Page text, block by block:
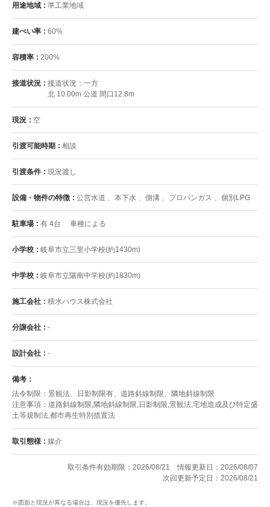
用途地域 準工業地域
建ぺい率 60%
容積率 200%
接道状況
接道状況：一方
北 10.00m 公道 間口12.8m
現況 空
引渡可能時期 相談
引渡条件 現況渡し
設備・物件の特徴 公営水道 、本下水 、側溝 、プロパンガス 、個別LPG
駐車場 有 4台 車種による
小学校 岐阜市立三里小学校(約1430m)
中学校 岐阜市立陽南中学校(約1830m)
施工会社 積水ハウス株式会社
分譲会社 -
設計会社 -
備考
法令制限：景観法、日影制限有、道路斜線制限、隣地斜線制限
注意事項：道路斜線制限,隣地斜線制限,日影制限,景観法,宅地造成及び特定盛
土等規制法,都市再生特別措置法
取引態様 媒介
取引条件有効期限：2026/08/21
情報更新日：2026/08/07
次回更新予定日：2026/08/21
※図面と現況が異なる場合は、現況を優先します。